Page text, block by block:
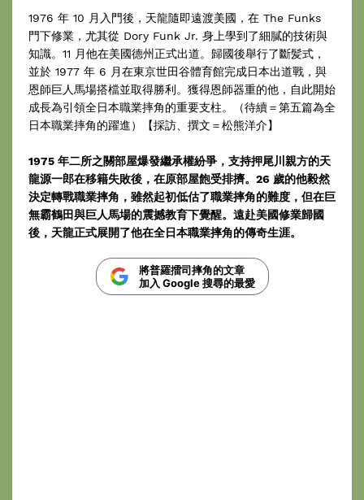
1976 年 10 月入門後，天龍隨即遠渡美國，在 The Funks
門下修業，尤其從 Dory Funk Jr. 身上學到了細膩的技術與
知識。11 月他在美國德州正式出道。歸國後舉行了斷髪式，
並於 1977 年 6 月在東京世田谷體育館完成日本出道戰，與
恩師巨人馬場搭檔並取得勝利。獲得恩師器重的他，自此開始
成長為引領全日本職業摔角的重要支柱。（待續＝第五篇為全
日本職業摔角的躍進）【採訪、撰文＝松熊洋介】
1975 年二所之關部屋爆發繼承權紛爭，支持押尾川親方的天
龍源一郎在移籍失敗後，在原部屋飽受排擠。26 歲的他毅然
決定轉戰職業摔角，雖然起初低估了職業摔角的難度，但在巨
無霸鶴田與巨人馬場的震撼教育下覺醒。遠赴美國修業歸國
後，天龍正式展開了他在全日本職業摔角的傳奇生涯。
將普羅擂司摔角的文章
加入 Google 搜尋的最愛